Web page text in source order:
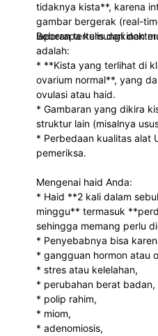
tidaknya kista**, karena
gambar bergerak (real-
laporan tertulis dari dokter.
Beberapa kemungkinan
adalah:
* **Kista yang terlihat di
ovarium normal**, yang
ovulasi atau haid.
* Gambaran yang dikira
struktur lain (misalnya
* Perbedaan kualitas alat
pemeriksa.
Mengenai haid Anda:
* Haid **2 kali dalam
minggu** termasuk
sehingga memang perlu
* Penyebabnya bisa
* gangguan hormon atau
* stres atau kelelahan,
* perubahan berat badan,
* polip rahim,
* miom,
* adenomiosis,